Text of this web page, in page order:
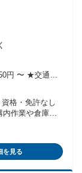
交通費
格・免許なし
作業や倉庫内
い方 ◎高時給の
を見る